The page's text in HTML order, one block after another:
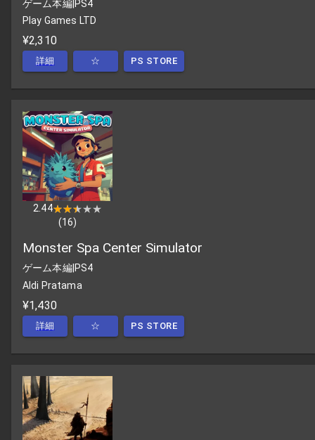
ゲーム本編| PS4
Play Games LTD
¥2,310
詳細 ☆ PS STORE
2.44★★★★★
★★★★★
(16)
Monster Spa Center Simulator
ゲーム本編| PS4
Aldi Pratama
¥1,430
詳細 ☆ PS STORE